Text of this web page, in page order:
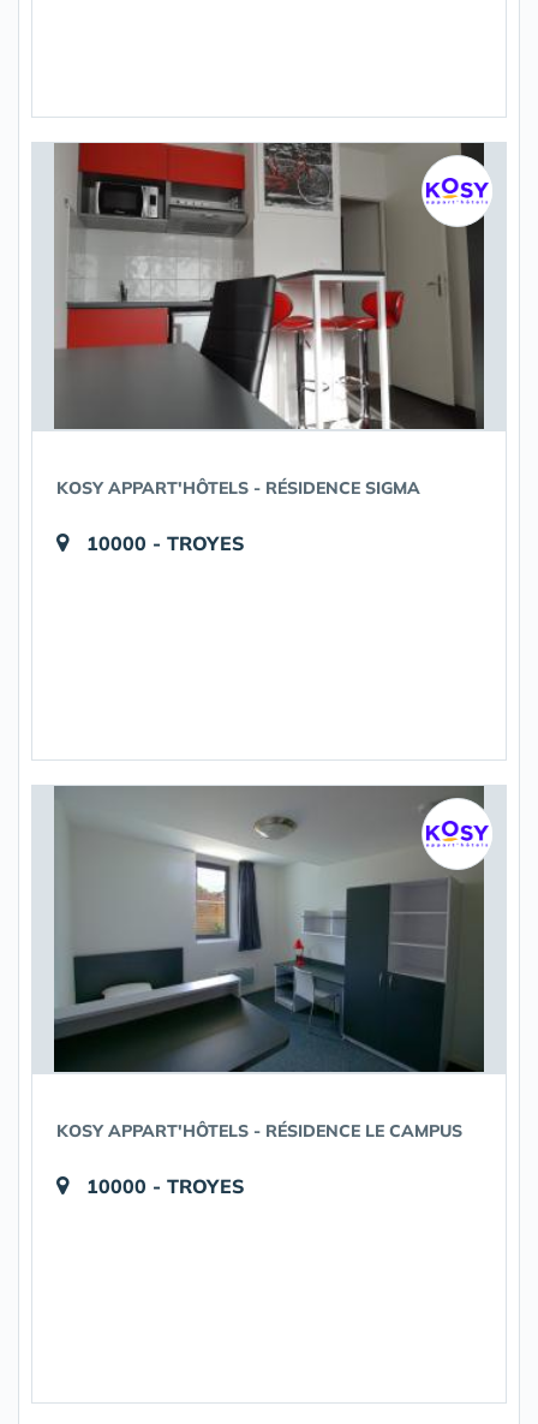
KOSY APPART'HÔTELS - RÉSIDENCE SIGMA
10000 - TROYES
KOSY APPART'HÔTELS - RÉSIDENCE LE CAMPUS
10000 - TROYES